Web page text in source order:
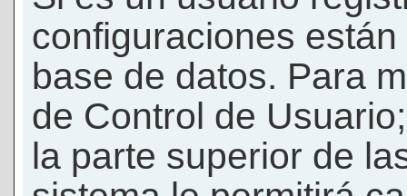
configuraciones
base de datos. Para
de Control de
la parte superior de